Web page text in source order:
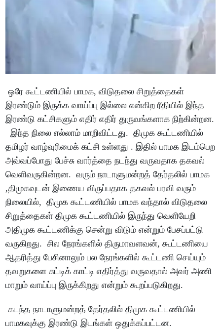
ஒரே கூட்டணியில் பாமக, விடுதலை சிறுத்தைகள்
இரண்டும் இருக்க வாய்ப்பு இல்லை என்கிற ரீதியில் இந்த
இரண்டு கட்சிகளும் எதிர் எதிர் துருவங்களாக நிற்கின்றன.
இந்த நிலை எல்லாம் மாறிவிட்டது. திமுக கூட்டணியில்
தமிழர் வாழ்வுரிமைக் கட்சி உள்ளது . இதில் பாமக இடம்பெற
அவ்வப்போது பேச்சு வார்த்தை நடந்து வருவதாக தகவல்
வெளிவருகின்றன. வரும் நாடாளுமன்றத் தேர்தலில் பாமக
,திமுகவுடன் இணைய விருப்பதாக தகவல் பரவி வரும்
நிலையில், திமுக கூட்டணியில் பாமக வந்தால் விடுதலை
சிறுத்தைகள் திமுக கூட்டணியில் இருந்து வெளியேறி
அதிமுக கூட்டணிக்கு சென்று விடும் என்றும் பேசப்பட்டு
வருகிறது. சில நேரங்களில் திருமாவளவன், கூட்டணியை
ஆதரித்து பேசினாலும் பல நேரங்களில் கூட்டணி செய்யும்
தவறுகளை சுட்டிக் காட்டி எதிர்த்து வருவதால் அவர் அணி
மாறும் வாய்ப்பு இருக்கிறது என்றும் கூறப்படுகிறது.
கடந்த நாடாளுமன்றத் தேர்தலில் திமுக கூட்டணியில்
பாமகவுக்கு இரண்டு இடங்கள் ஒதுக்கப்பட்டன.